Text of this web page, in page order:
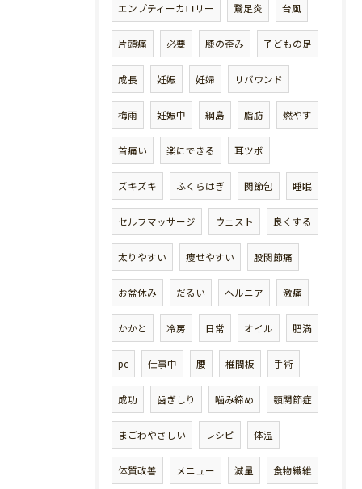
エンプティーカロリー 鵞足炎 台風
片頭痛 必要 膝の歪み 子どもの足
成長 妊娠 妊婦 リバウンド
梅雨 妊娠中 綱島 脂肪 燃やす
首痛い 楽にできる 耳ツボ
ズキズキ ふくらはぎ 関節包 睡眠
セルフマッサージ ウェスト 良くする
太りやすい 痩せやすい 股関節痛
お盆休み だるい ヘルニア 激痛
かかと 冷房 日常 オイル 肥満
pc 仕事中 腰 椎間板 手術
成功 歯ぎしり 噛み締め 顎関節症
まごわやさしい レシピ 体温
体質改善 メニュー 減量 食物繊維